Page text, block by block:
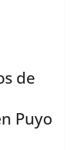
de
Puyo